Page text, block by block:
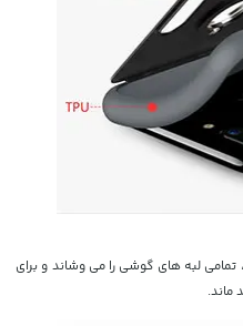
لبه های گوشی را می وشاند و برای